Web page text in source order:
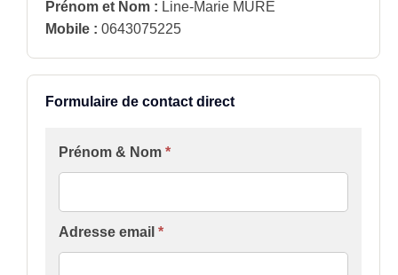
Prénom et Nom : Line-Marie MURE
Mobile : 0643075225
Formulaire de contact direct
Formulaire
[Contact
Prénom & Nom *
Adresse email *